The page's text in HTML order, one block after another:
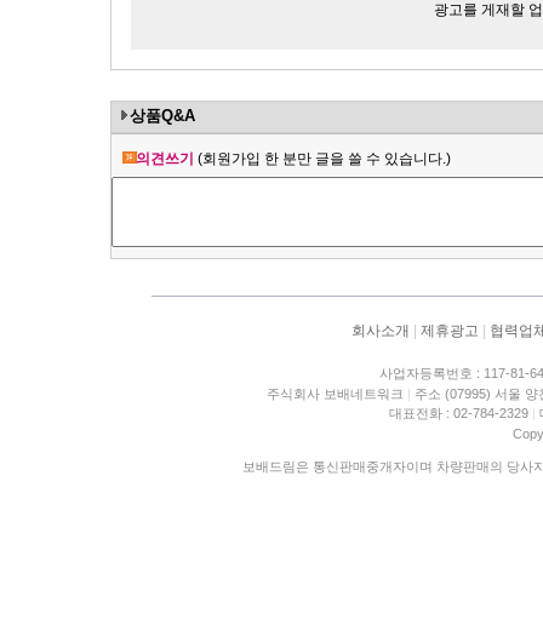
광고를 게재할
상품Q&A
의견쓰기 (회원가입 한 분만 글을 쓸 수 있습니다.)
회사소개 제휴광고 협력업
사업자등록번호 : 117-81-
주식회사 보배네트워크 | 주소 (07995) 서울
대표전화 : 02-784-2329 |
보배드림은 통신판매중개자이며 차량판매의 당